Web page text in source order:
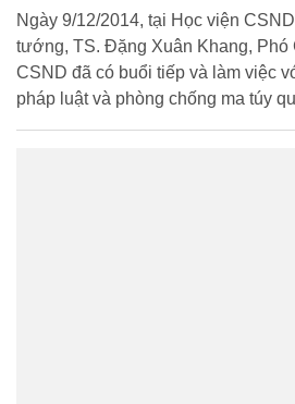
Ngày 9/12/2014, tại Học viện
tướng, TS. Đặng Xuân Khang, Phó
CSND đã có buổi tiếp và làm việc
pháp luật và phòng chống ma túy